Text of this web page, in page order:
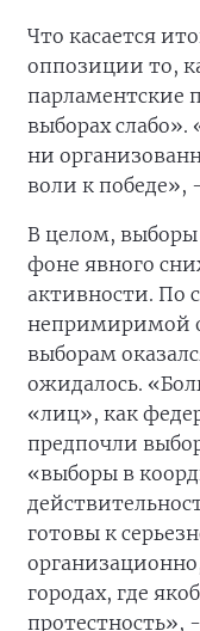
Что касается
оппозиции то,
парламентские
выборах
ни
воли к победе»,
В целом, выборы
фоне явного
активности. По
непримиримой
выборам
ожидалось.
«лиц», как
предпочли
«выборы в
готовы к
городах, где
протестность»,